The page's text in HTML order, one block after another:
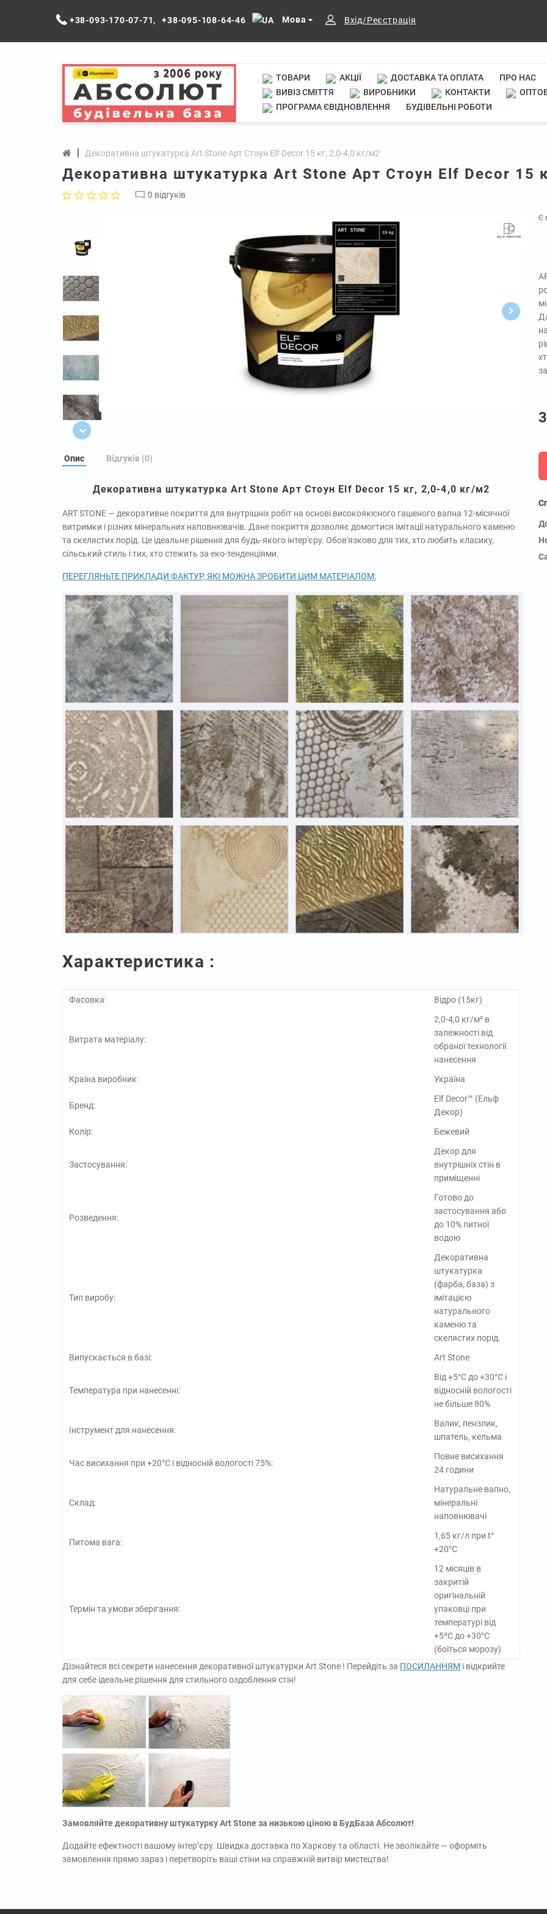
+38-093-170-07-71, +38-095-108-64-46 Мова Вхід/Реєстрація
ТОВАРИ АКЦІЇ ДОСТАВКА ТА ОПЛАТА ПРО НАС
ВИВІЗ СМІТТЯ
ВИРОБНИКИ КОНТАКТИ
ПРОГРАМА ЄВІДНОВЛЕННЯ
БУДІВЕЛЬНІ РОБОТИ
Декоративна штукатурка Art Stone Арт Стоун Elf Decor 15 кг, 2,0-4,0 кг/м2
Декоративна штукатурка Art Stone Арт Стоун Elf Decor 15
0 відгуків
Опис Відгуків (0)
Декоративна штукатурка Art Stone Арт Стоун Elf Decor 15 кг, 2,0-4,0 кг/м2
ART STONE — декоративне покриття для внутрішніх робіт на основі високоякісного гашеного вапна 12-місячної
витримки і різних мінеральних наповнювачів. Дане покриття дозволяє домогтися імітації натурального каменю
та скелястих порід. Це ідеальне рішення для будь-якого інтер'єру. Обов'язково для тих, хто любить класику,
сільський стиль і тих, хто стежить за еко-тенденціями.
ПЕРЕГЛЯНЬТЕ ПРИКЛАДИ ФАКТУР, ЯКІ МОЖНА ЗРОБИТИ ЦИМ МАТЕРІАЛОМ:
Характеристика :
Фасовка: Відро (15кг)
Витрата матеріалу:
2,0-4,0 кг/м² в
залежності від
обраної технології
нанесення
Країна виробник:
Україна
Бренд:
Elf Decor™ (Ельф
Декор)
Колір:
Бежевий
Застосування:
Декор для
внутрішніх стін в
приміщенні
Розведення:
Готово до
застосування або
до 10% питної
водою
Тип виробу:
Декоративна
штукатурка
(фарба, база) з
імітацією
натурального
каменю та
скелястих порід.
Випускається в базі:
Art Stone
Температура при нанесенні:
Від +5°С до +30°С і
відносній вологості
не більше 80%
Інструмент для нанесення:
Валик, пензлик,
шпатель, кельма
Час висихання при +20°С і відносній вологості 75%:
Повне висихання
24 години
Склад:
Натуральне вапно,
мінеральні
наповнювачі
Питома вага:
1,65 кг/л при t°
+20°C
Термін та умови зберігання:
12 місяців в
закритій
оригінальній
упаковці при
температурі від
+5ºС до +30°С
(боїться морозу)
Дізнайтеся всі секрети нанесення декоративної штукатурки Art Stone ! Перейдіть за ПОСИЛАННЯМ і відкрийте
для себе ідеальне рішення для стильного оздоблення стін!
Замовляйте декоративну штукатурку Art Stoneза низькою ціною в БудБаза Абсолют!
Додайте ефектності вашому інтер’єру. Швидка доставка по Харкову та області. Не зволікайте — оформіть
замовлення прямо зараз і перетворіть ваші стіни на справжній витвір мистецтва!
Є